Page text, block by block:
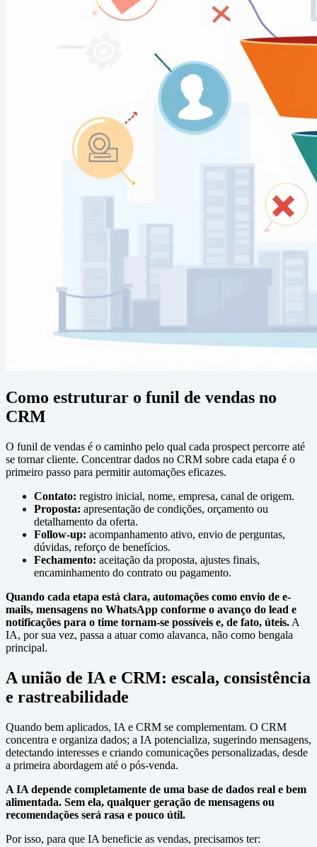
Como estruturar o funil de vendas no
CRM
O funil de vendas é o caminho pelo qual cada prospect percorre até
se tornar cliente. Concentrar dados no CRM sobre cada etapa é o
primeiro passo para permitir automações eficazes.
Contato: registro inicial, nome, empresa, canal de origem.
Proposta: apresentação de condições, orçamento ou
detalhamento da oferta.
Follow-up: acompanhamento ativo, envio de perguntas,
dúvidas, reforço de benefícios.
Fechamento: aceitação da proposta, ajustes finais,
encaminhamento do contrato ou pagamento.
Quando cada etapa está clara, automações como envio de e-
mails, mensagens no WhatsApp conforme o avanço do lead e
notificações para o time tornam-se possíveis e, de fato, úteis. A
IA, por sua vez, passa a atuar como alavanca, não como bengala
principal.
A união de IA e CRM: escala, consistência
e rastreabilidade
Quando bem aplicados, IA e CRM se complementam. O CRM
concentra e organiza dados; a IA potencializa, sugerindo mensagens,
detectando interesses e criando comunicações personalizadas, desde
a primeira abordagem até o pós-venda.
A IA depende completamente de uma base de dados real e bem
alimentada. Sem ela, qualquer geração de mensagens ou
recomendações será rasa e pouco útil.
Por isso, para que IA beneficie as vendas, precisamos ter: